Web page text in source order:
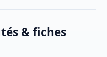
& fiches